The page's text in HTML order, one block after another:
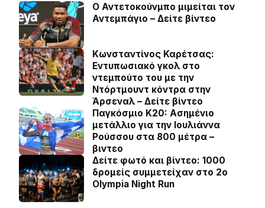
Ο Αντετοκούνμπο μιμείται τον
Αντεμπάγιο – Δείτε βίντεο
Κωνσταντίνος Καρέτσας:
Εντυπωσιακό γκολ στο
ντεμπούτο του με την
Ντόρτμουντ κόντρα στην
Άρσεναλ – Δείτε βίντεο
Παγκόσμιο Κ20: Ασημένιο
μετάλλιο για την Ιουλιάννα
Ρούσσου στα 800 μέτρα –
βιντεο
Δείτε φωτό και βίντεο: 1000
δρομείς συμμετείχαν στο 2ο
Olympia Night Run